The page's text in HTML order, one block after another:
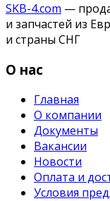
SKB-4.com —
и запчастей из
и страны СНГ
О нас
Главная
О компании
Документы
Вакансии
Новости
Оплата и
Условия